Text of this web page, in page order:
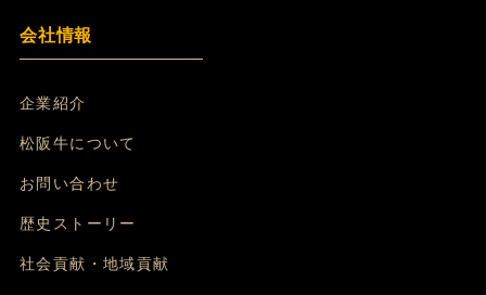
会社情報
企業紹介
松阪牛について
お問い合わせ
歴史ストーリー
社会貢献・地域貢献